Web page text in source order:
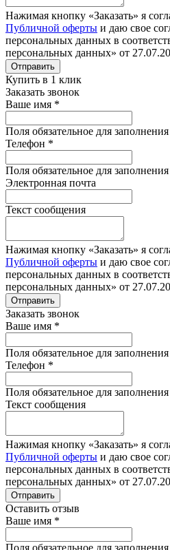
Нажимая кнопку «Заказать» я
Публичной оферты и даю свое
персональных данных в
персональных данных» от
Отправить
Купить в 1 клик
Заказать звонок
Ваше имя *
Поля обязательное для заполнения
Телефон *
Поля обязательное для заполнения
Электронная почта
Текст сообщения
Нажимая кнопку «Заказать» я
Публичной оферты и даю свое
персональных данных в
персональных данных» от
Отправить
Заказать звонок
Ваше имя *
Поля обязательное для заполнения
Телефон *
Поля обязательное для заполнения
Текст сообщения
Нажимая кнопку «Заказать» я
Публичной оферты и даю свое
персональных данных в
персональных данных» от
Отправить
Оставить отзыв
Ваше имя *
Поля обязательное для заполнения